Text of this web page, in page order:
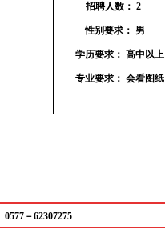
招聘人数： 2
性别要求： 男
学历要求： 高中以上
专业要求： 会看图纸
0577－62307275